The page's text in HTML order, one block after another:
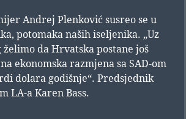
Andrej Plenković susreo se u
potomaka naših iseljenika. „Uz
da Hrvatska postane još
ekonomska razmjena sa SAD-om
dolara godišnje“. Predsjednik
LA-a Karen Bass.